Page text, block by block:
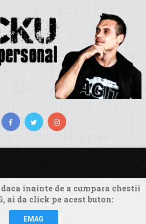
inainte de a cumpara chestii
ai da click pe acest buton:
EMAG